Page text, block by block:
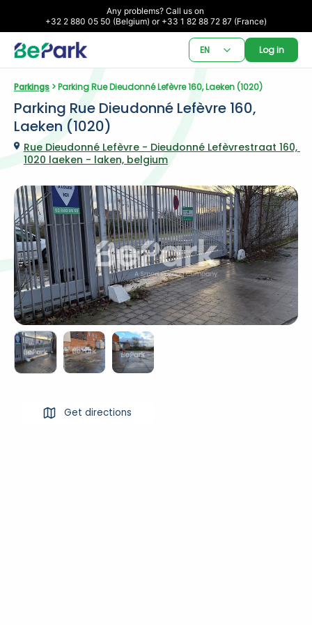
Any problems? Call us on
+32 2 880 05 50 (Belgium) or +33 1 82 88 72 87 (France)
EN Log in
Parkings > Parking Rue Dieudonné Lefèvre 160, Laeken (1020)
Parking Rue Dieudonné Lefèvre 160,
Laeken (1020)
Rue Dieudonné Lefèvre - Dieudonné Lefèvrestraat 160,
1020 laeken - laken, belgium
Get directions